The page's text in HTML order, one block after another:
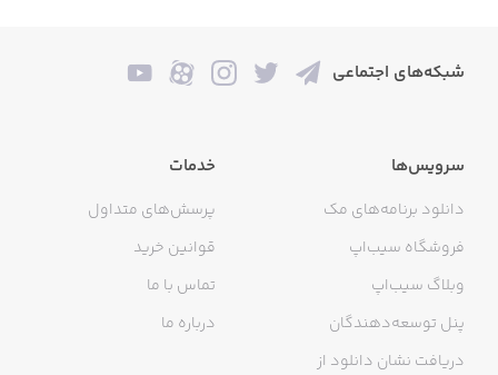
شبکه‌های اجتماعی
سرویس‌ها
دانلود برنامه‌های مک
فروشگاه سیب‌اپ
وبلاگ سیب‌اپ
پنل توسعه‌دهندگان
دریافت نشان دانلود از
خدمات
پرسش‌های متداول
قوانین خرید
تماس با ما
درباره ما